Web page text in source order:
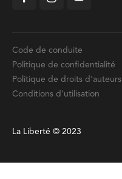
Code de conduite
Politique de confidentialité
Politique de droits d'auteurs
Conditions d'utilisation
La Liberté © 2023